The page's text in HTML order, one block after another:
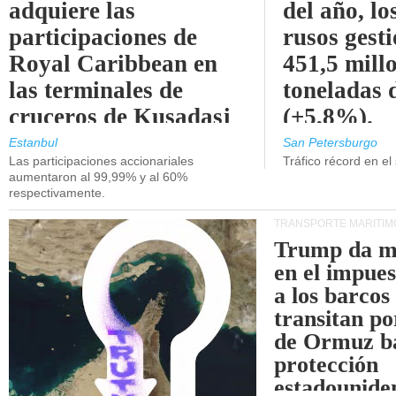
adquiere las
participaciones de
Royal Caribbean en
las terminales de
cruceros de Kusadasi
y Lisboa.
Estanbul
Las participaciones accionariales
aumentaron al 99,99% y al 60%
respectivamente.
del año,
rusos
451,5
toneladas
(+5,8%).
San Petersburgo
Tráfico récord en
TRANSPORTE
Trump da
en el
a los barcos
transitan
de Ormuz
protección